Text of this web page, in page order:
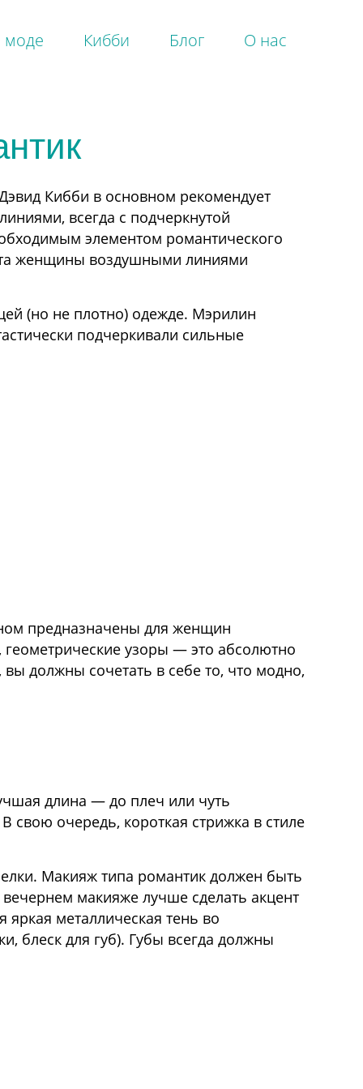
Кибби
Классик
Драматик
Гамин
Романтик
Блог О нас
Кибби в основном рекомендует
всегда с подчеркнутой
элементом романтического
женщины воздушными линиями
(но не плотно) одежде. Мэрилин
подчеркивали сильные
предназначены для женщин
узоры — это абсолютно
должны сочетать в себе то, что модно,
длина — до плеч или чуть
очередь, короткая стрижка в стиле
Макияж типа романтик должен быть
макияже лучше сделать акцент
металлическая тень во
блеск для губ). Губы всегда должны